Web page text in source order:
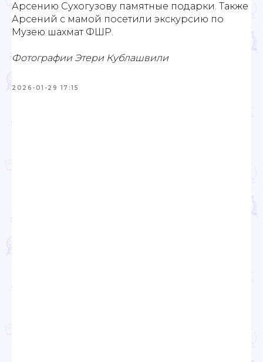
Арсению Сухогузову памятные подарки. Также
Арсений с мамой посетили экскурсию по
Музею шахмат ФШР.
Фотографии Этери Кублашвили
2026-01-29 17:15